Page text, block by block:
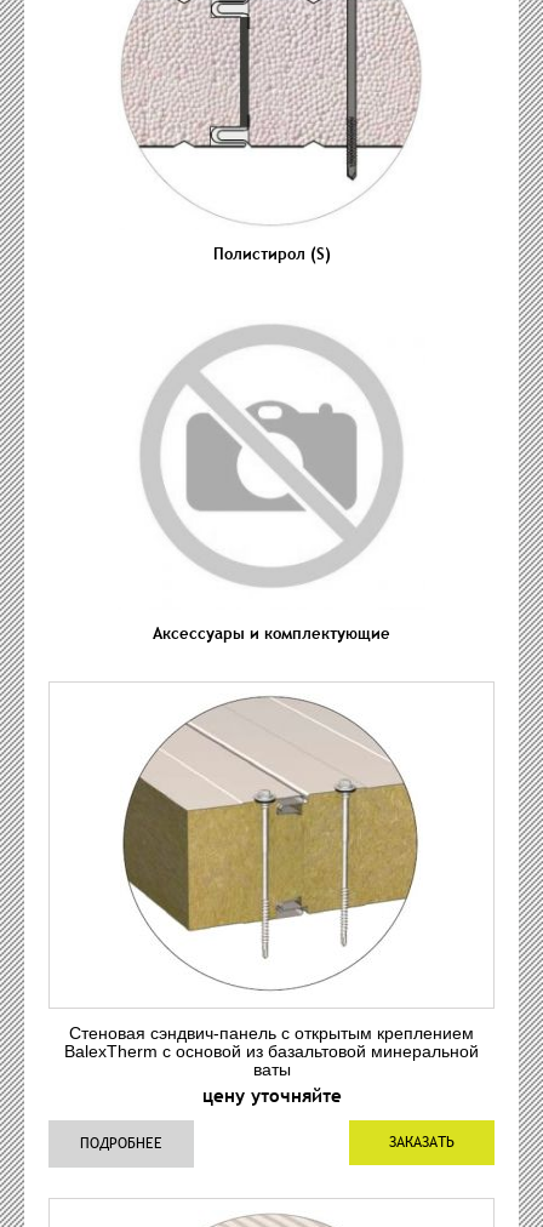
Полистирол (S)
Аксессуары и комплектующие
Стеновая сэндвич-панель с открытым креплением
BalexTherm с основой из базальтовой минеральной
ваты
цену уточняйте
ЗАКАЗАТЬ
ПОДРОБНЕЕ